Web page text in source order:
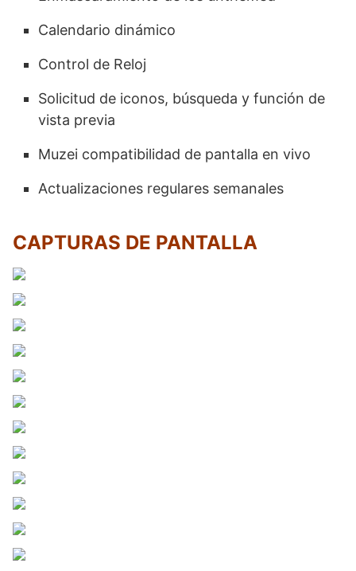
Calendario dinámico
Control de Reloj
Solicitud de iconos, búsqueda y función de
vista previa
Muzei compatibilidad de pantalla en vivo
Actualizaciones regulares semanales
CAPTURAS DE PANTALLA